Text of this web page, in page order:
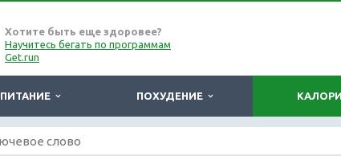
Хотите быть еще здоровее?
Научитесь бегать по программам
Get.run
ПИТАНИЕ ПОХУДЕНИЕ